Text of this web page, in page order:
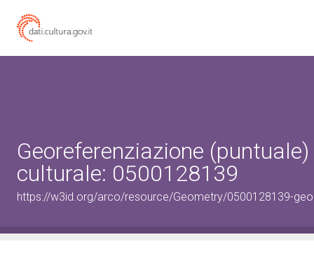
Georeferenziazione
culturale: 0500128139
https://w3id.org/arco/resource/Geometry/0500128139-